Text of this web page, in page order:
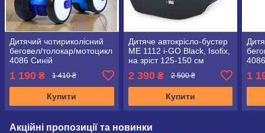
Дитячий чотириколісний
беговел/толокар/мотоцикл
4086 Синій
1 190 ₴ 1 410 ₴
Купити
Дитяче автокрісло-бустер
ME 1112 i-GO Black, Isofix,
на зріст 125-150 см
2 390₴ 2 500 ₴
Купити
1
Акційні пропозиції та новинки